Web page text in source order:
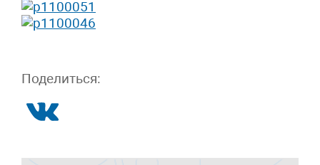
Поделиться: